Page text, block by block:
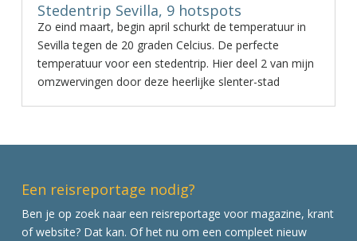
Stedentrip Sevilla, 9 hotspots
Zo eind maart, begin april schurkt de temperatuur in
Sevilla tegen de 20 graden Celcius. De perfecte
temperatuur voor een stedentrip. Hier deel 2 van mijn
omzwervingen door deze heerlijke slenter-stad
Een reisreportage nodig?
Ben je op zoek naar een reisreportage voor magazine, krant
of website? Dat kan. Of het nu om een compleet nieuw